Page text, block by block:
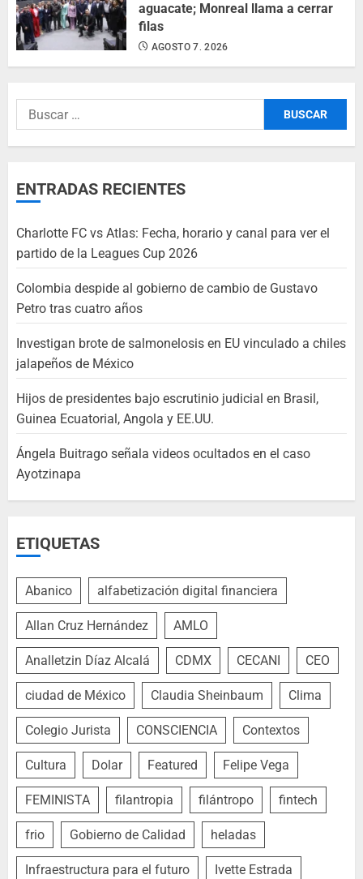
aguacate; Monreal llama a cerrar
filas
AGOSTO 7, 2026
ENTRADAS RECIENTES
Charlotte FC vs Atlas: Fecha, horario y canal para ver el
partido de la Leagues Cup 2026
Colombia despide al gobierno de cambio de Gustavo
Petro tras cuatro años
Investigan brote de salmonelosis en EU vinculado a chiles
jalapeños de México
Hijos de presidentes bajo escrutinio judicial en Brasil,
Guinea Ecuatorial, Angola y EE.UU.
Ángela Buitrago señala videos ocultados en el caso
Ayotzinapa
ETIQUETAS
Abanico alfabetización digital financiera
Allan Cruz Hernández AMLO
Analletzin Díaz Alcalá CDMX CECANI CEO
ciudad de México Claudia Sheinbaum Clima
Colegio Jurista CONSCIENCIA Contextos
Cultura Dolar Featured Felipe Vega
FEMINISTA filantropia filántropo fintech
frio Gobierno de Calidad heladas
Infraestructura para el futuro Ivette Estrada